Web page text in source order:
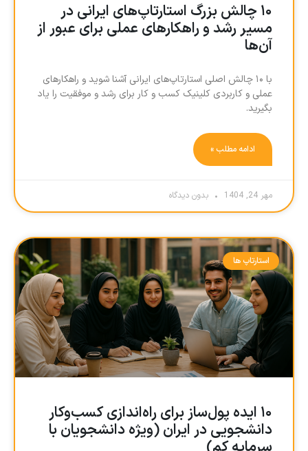
۱۰ چالش بزرگ استارتاپ‌های ایرانی در
مسیر رشد و راهکارهای عملی برای عبور از
آن‌ها
با ۱۰ چالش اصلی استارتاپ‌های ایرانی آشنا شوید و راهکارهای
عملی و کاربردی کلینیک کسب و کار برای رشد و موفقیت را یاد
بگیرید.
ادامه مطلب »
مهر 24, 1404 بدون دیدگاه
استارتاپ ها
۱۰ ایده پول‌ساز برای راه‌اندازی کسب‌وکار
دانشجویی در ایران (ویژه دانشجویان با